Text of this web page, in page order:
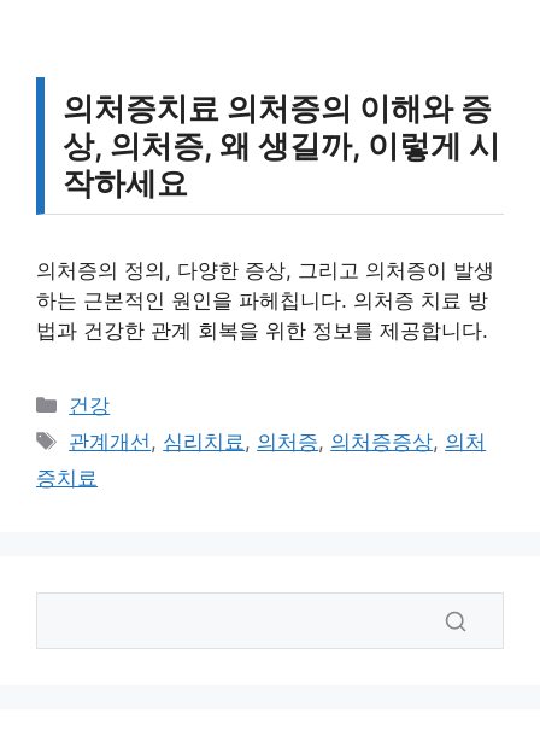
의처증치료 의처증의 이해와 증
상, 의처증, 왜 생길까, 이렇게 시
작하세요
의처증의 정의, 다양한 증상, 그리고 의처증이 발생
하는 근본적인 원인을 파헤칩니다. 의처증 치료 방
법과 건강한 관계 회복을 위한 정보를 제공합니다.
카
테
리
건강
태
그
관계개선, 심리치료, 의처증, 의처증증상, 의처
증치료